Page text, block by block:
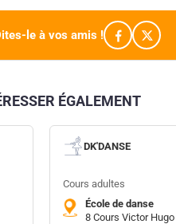
le à vos amis !
ÉGALEMENT
DK'DANSE
Cours adultes
École de danse
8 Cours Victor Hugo